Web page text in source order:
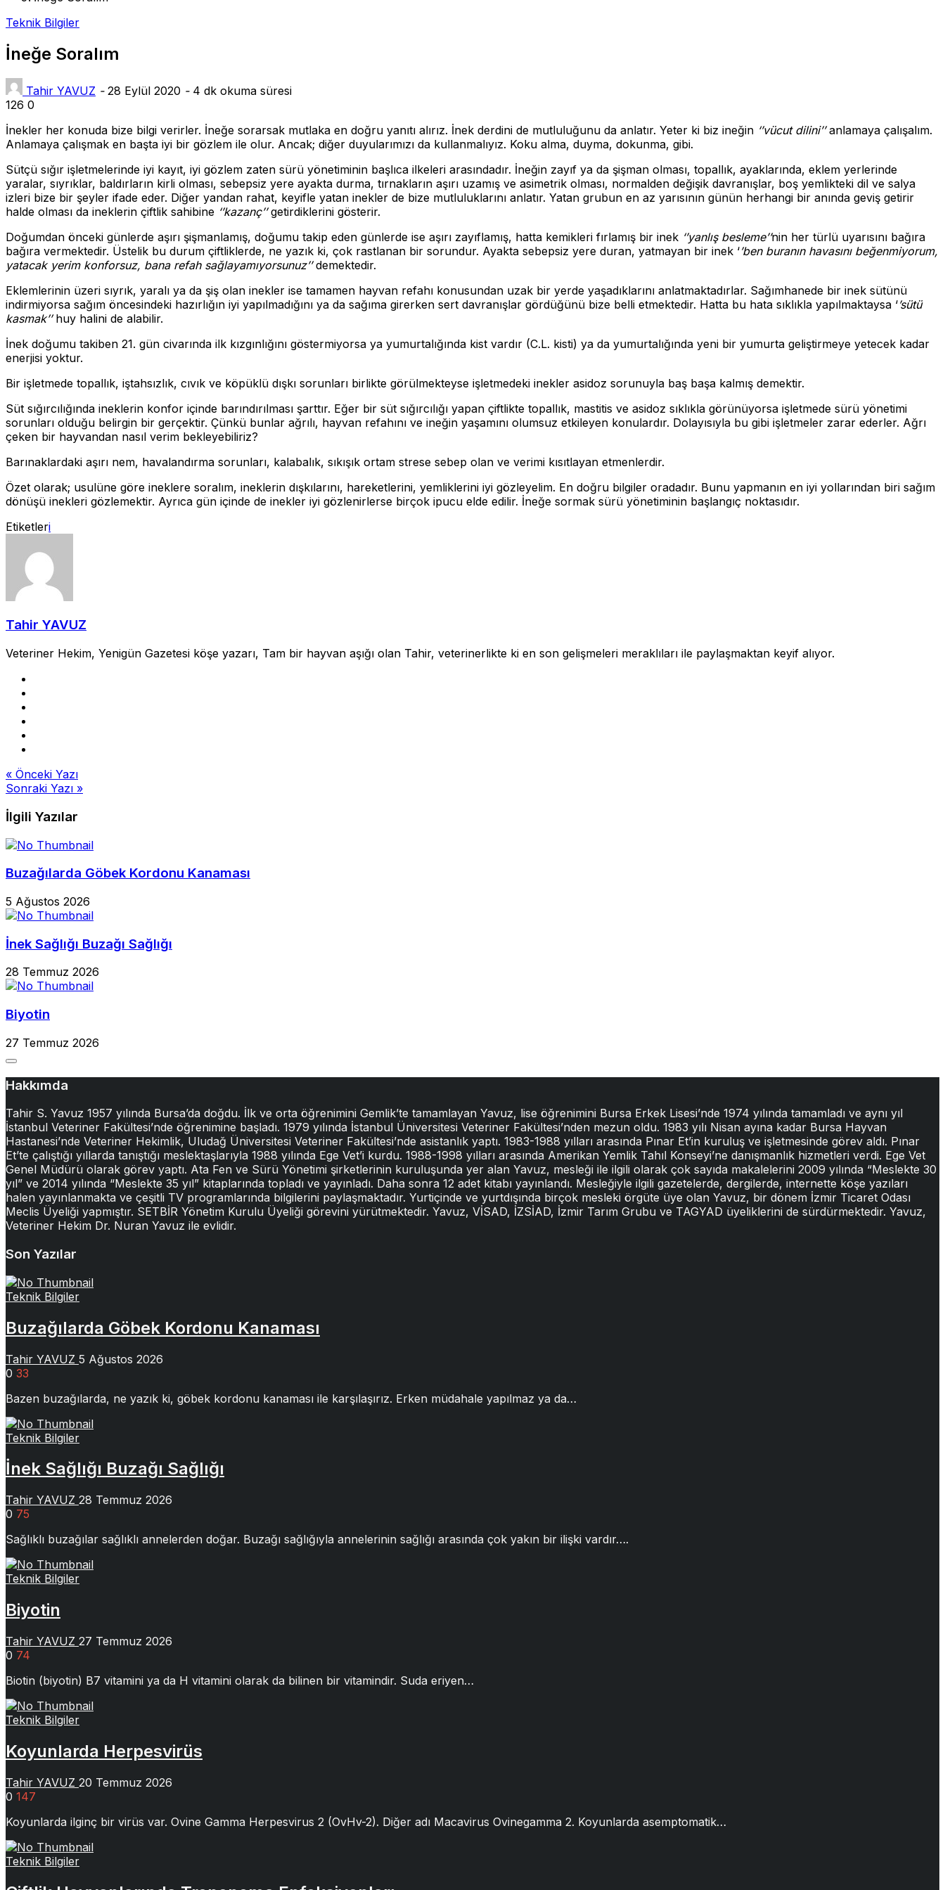
Teknik Bilgiler
İneğe Soralım
Tahir YAVUZ - 28 Eylül 2020 -4 dk okuma süresi
126 0
İnekler her konuda bize bilgi verirler. İneğe sorarsak mutlaka en doğru yanıtı alırız. İnek derdini de mutluluğunu da anlatır. Yeter ki biz ineğin ‘’vücut dilini’’anlamaya çalışalım.
Anlamaya çalışmak en başta iyi bir gözlem ile olur. Ancak; diğer duyularımızı da kullanmalıyız. Koku alma, duyma, dokunma, gibi.
Sütçü sığır işletmelerinde iyi kayıt, iyi gözlem zaten sürü yönetiminin başlıca ilkeleri arasındadır. İneğin zayıf ya da şişman olması, topallık, ayaklarında, eklem yerlerinde
yaralar, sıyrıklar, baldırların kirli olması, sebepsiz yere ayakta durma, tırnakların aşırı uzamış ve asimetrik olması, normalden değişik davranışlar, boş yemlikteki dil ve salya
izleri bize bir şeyler ifade eder. Diğer yandan rahat, keyifle yatan inekler de bize mutluluklarını anlatır. Yatan grubun en az yarısının günün herhangi bir anında geviş getirir
halde olması da ineklerin çiftlik sahibine ‘’kazanç’’getirdiklerini gösterir.
Doğumdan önceki günlerde aşırı şişmanlamış, doğumu takip eden günlerde ise aşırı zayıflamış, hatta kemikleri fırlamış bir inek ‘’yanlış besleme’’nin her türlü uyarısını bağıra
bağıra vermektedir. Üstelik bu durum çiftliklerde, ne yazık ki, çok rastlanan bir sorundur. Ayakta sebepsiz yere duran, yatmayan bir inek ‘’ben buranın havasını beğenmiyorum,
yatacak yerim konforsuz, bana refah sağlayamıyorsunuz’’demektedir.
Eklemlerinin üzeri sıyrık, yaralı ya da şiş olan inekler ise tamamen hayvan refahı konusundan uzak bir yerde yaşadıklarını anlatmaktadırlar. Sağımhanede bir inek sütünü
indirmiyorsa sağım öncesindeki hazırlığın iyi yapılmadığını ya da sağıma girerken sert davranışlar gördüğünü bize belli etmektedir. Hatta bu hata sıklıkla yapılmaktaysa ‘’sütü
kasmak’’huy halini de alabilir.
İnek doğumu takiben 21. gün civarında ilk kızgınlığını göstermiyorsa ya yumurtalığında kist vardır (C.L. kisti) ya da yumurtalığında yeni bir yumurta geliştirmeye yetecek kadar
enerjisi yoktur.
Bir işletmede topallık, iştahsızlık, cıvık ve köpüklü dışkı sorunları birlikte görülmekteyse işletmedeki inekler asidoz sorunuyla baş başa kalmış demektir.
Süt sığırcılığında ineklerin konfor içinde barındırılması şarttır. Eğer bir süt sığırcılığı yapan çiftlikte topallık, mastitis ve asidoz sıklıkla görünüyorsa işletmede sürü yönetimi
sorunları olduğu belirgin bir gerçektir. Çünkü bunlar ağrılı, hayvan refahını ve ineğin yaşamını olumsuz etkileyen konulardır. Dolayısıyla bu gibi işletmeler zarar ederler. Ağrı
çeken bir hayvandan nasıl verim bekleyebiliriz?
Barınaklardaki aşırı nem, havalandırma sorunları, kalabalık, sıkışık ortam strese sebep olan ve verimi kısıtlayan etmenlerdir.
Özet olarak; usulüne göre ineklere soralım, ineklerin dışkılarını, hareketlerini, yemliklerini iyi gözleyelim. En doğru bilgiler oradadır. Bunu yapmanın en iyi yollarından biri sağım
dönüşü inekleri gözlemektir. Ayrıca gün içinde de inekler iyi gözlenirlerse birçok ipucu elde edilir. İneğe sormak sürü yönetiminin başlangıç noktasıdır.
Etiketleri
Tahir YAVUZ
Veteriner Hekim, Yenigün Gazetesi köşe yazarı, Tam bir hayvan aşığı olan Tahir, veterinerlikte ki en son gelişmeleri meraklıları ile paylaşmaktan keyif alıyor.
Yazı
gezinmesi
« Önceki Yazı
Sonraki Yazı »
İlgili Yazılar
Buzağılarda Göbek Kordonu Kanaması
5 Ağustos 2026
İnek Sağlığı Buzağı Sağlığı
28 Temmuz 2026
Biyotin
27 Temmuz 2026
Hakkımda
Tahir S. Yavuz 1957 yılında Bursa’da doğdu. İlk ve orta öğrenimini Gemlik’te tamamlayan Yavuz, lise öğrenimini Bursa Erkek Lisesi’nde 1974 yılında tamamladı ve aynı yıl
İstanbul Veteriner Fakültesi’nde öğrenimine başladı. 1979 yılında İstanbul Üniversitesi Veteriner Fakültesi’nden mezun oldu. 1983 yılı Nisan ayına kadar Bursa Hayvan
Hastanesi’nde Veteriner Hekimlik, Uludağ Üniversitesi Veteriner Fakültesi’nde asistanlık yaptı. 1983-1988 yılları arasında Pınar Et’in kuruluş ve işletmesinde görev aldı. Pınar
Et’te çalıştığı yıllarda tanıştığı meslektaşlarıyla 1988 yılında Ege Vet’i kurdu. 1988-1998 yılları arasında Amerikan Yemlik Tahıl Konseyi’ne danışmanlık hizmetleri verdi. Ege Vet
Genel Müdürü olarak görev yaptı. Ata Fen ve Sürü Yönetimi şirketlerinin kuruluşunda yer alan Yavuz, mesleği ile ilgili olarak çok sayıda makalelerini 2009 yılında “Meslekte 30
yıl” ve 2014 yılında “Meslekte 35 yıl” kitaplarında topladı ve yayınladı. Daha sonra 12 adet kitabı yayınlandı. Mesleğiyle ilgili gazetelerde, dergilerde, internette köşe yazıları
halen yayınlanmakta ve çeşitli TV programlarında bilgilerini paylaşmaktadır. Yurtiçinde ve yurtdışında birçok mesleki örgüte üye olan Yavuz, bir dönem İzmir Ticaret Odası
Meclis Üyeliği yapmıştır. SETBİR Yönetim Kurulu Üyeliği görevini yürütmektedir. Yavuz, VİSAD, İZSİAD, İzmir Tarım Grubu ve TAGYAD üyeliklerini de sürdürmektedir. Yavuz,
Veteriner Hekim Dr. Nuran Yavuz ile evlidir.
Son Yazılar
Teknik Bilgiler
Buzağılarda Göbek Kordonu Kanaması
Tahir YAVUZ 5 Ağustos 2026
0 33
Bazen buzağılarda, ne yazık ki, göbek kordonu kanaması ile karşılaşırız. Erken müdahale yapılmaz ya da…
Teknik Bilgiler
İnek Sağlığı Buzağı Sağlığı
Tahir YAVUZ 28 Temmuz 2026
0 75
Sağlıklı buzağılar sağlıklı annelerden doğar. Buzağı sağlığıyla annelerinin sağlığı arasında çok yakın bir ilişki vardır….
Teknik Bilgiler
Biyotin
Tahir YAVUZ 27 Temmuz 2026
0 74
Biotin (biyotin) B7 vitamini ya da H vitamini olarak da bilinen bir vitamindir. Suda eriyen…
Teknik Bilgiler
Koyunlarda Herpesvirüs
Tahir YAVUZ 20 Temmuz 2026
0 147
Koyunlarda ilginç bir virüs var. Ovine Gamma Herpesvirus 2 (OvHv-2). Diğer adı Macavirus Ovinegamma 2. Koyunlarda asemptomatik…
Teknik Bilgiler